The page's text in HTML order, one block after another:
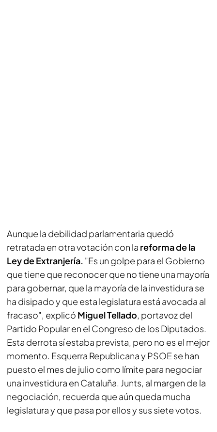
Aunque la debilidad parlamentaria quedó
retratada en otra votación con la reforma de la
Ley de Extranjería. "Es un golpe para el Gobierno
que tiene que reconocer que no tiene una mayoría
para gobernar, que la mayoría de la investidura se
ha disipado y que esta legislatura está avocada al
fracaso", explicó Miguel Tellado, portavoz del
Partido Popular en el Congreso de los Diputados.
Esta derrota sí estaba prevista, pero no es el mejor
momento. Esquerra Republicana y PSOE se han
puesto el mes de julio como límite para negociar
una investidura en Cataluña. Junts, al margen de la
negociación, recuerda que aún queda mucha
legislatura y que pasa por ellos y sus siete votos.